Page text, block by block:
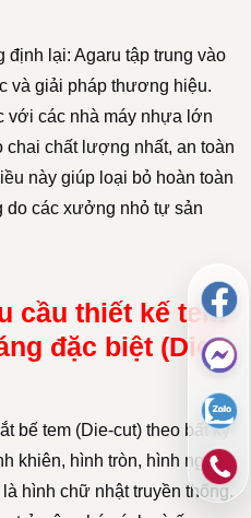
định lại: Agaru tập trung vào
và giải pháp thương hiệu.
với các nhà máy nhựa lớn
chai chất lượng nhất, an toàn
này giúp loại bỏ hoàn toàn
do các xưởng nhỏ tự sản
cầu thiết kế tem
đặc biệt (Die-
bế tem (Die-cut) theo bất kỳ
khiên, hình tròn, hình ngôi
hình chữ nhật truyền thống.